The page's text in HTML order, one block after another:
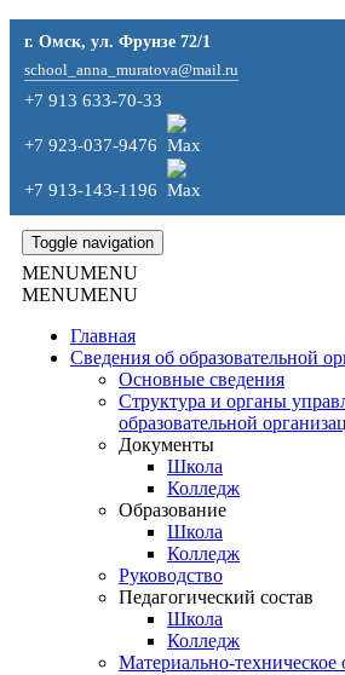
г. Омск, ул. Фрунзе 72/1
school_anna_muratova@mail.ru
+7 913 633-70-33
+7 923-037-9476
+7 913-143-1196
Toggle navigation
MENUMENU
MENUMENU
Главная
Сведения об образовательной
Основные сведения
Структура и органы
образовательной
Документы
Школа
Колледж
Образование
Школа
Колледж
Руководство
Педагогический состав
Школа
Колледж
Материально-техническое